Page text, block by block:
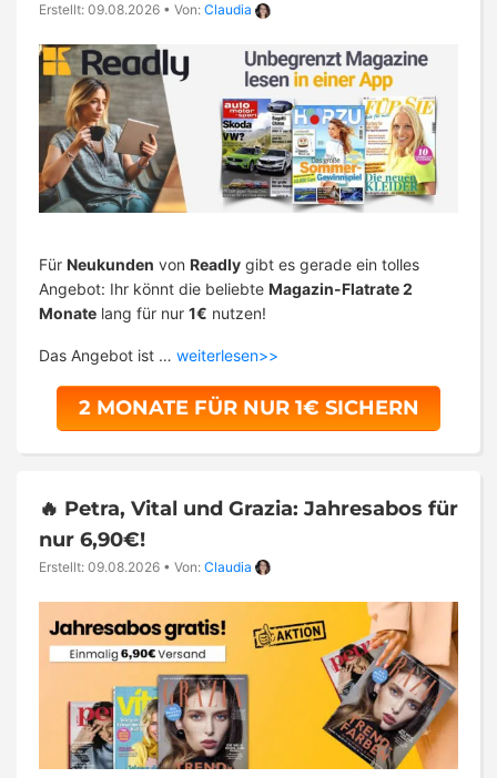
Erstellt: 09.08.2026 • Von: Claudia
Für Neukunden von Readly gibt es gerade ein tolles
Angebot: Ihr könnt die beliebte Magazin-Flatrate 2
Monate lang für nur 1€ nutzen!
Das Angebot ist … weiterlesen>>
2 MONATE FÜR NUR 1€ SICHERN
🔥 Petra, Vital und Grazia: Jahresabos für
nur 6,90€!
Erstellt: 09.08.2026 • Von: Claudia